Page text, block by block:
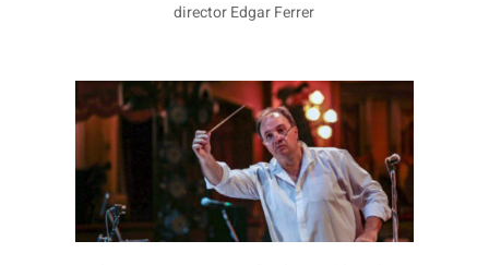
director Edgar Ferrer